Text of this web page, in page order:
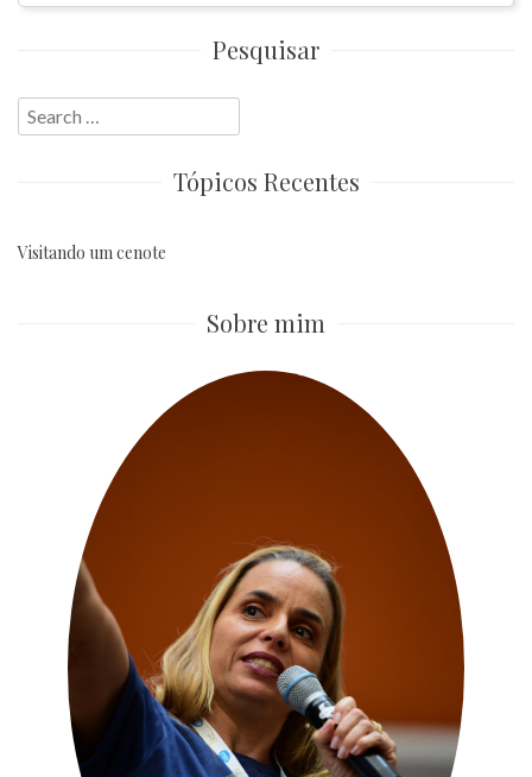
Pesquisar
Search
for:
Tópicos Recentes
Visitando um cenote
Sobre mim